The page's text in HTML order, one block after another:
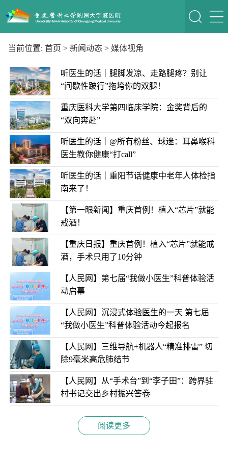
当前位置: 首页 > 新闻动态 > 媒体视角
听医生的话｜腿脚发凉、走路腿疼？别让
“间歇性跛行”拖垮你的双腿！
重庆医科大学第四临床学院：金奖背后的
“双向奔赴”
听医生的话｜@所有粉丝、球迷：耳鼻喉科
医生教你健康“打call”
听医生的话｜重阳节话健康中老年人体检指
南来了！
【第一眼新闻】重庆首例！植入“芯片”就能
戒酒！
【重庆日报】重庆首例！植入“芯片”就能戒
酒，手术只用了10分钟
【人民网】第七届“我做小医生”科普体验活
动启幕
【人民网】沉浸式体验医生的一天 第七届
“我做小医生”科普体验活动今起报名
【人民网】三维导航+机器人“精准排雷” 切
除9毫米高危肺结节
【人民网】从“手术台”到“李子田”：跨界驻
村书记交出乡村振兴答卷
阅读更多